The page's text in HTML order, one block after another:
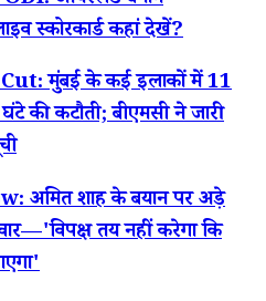
स्कोरकार्ड कहां देखें?
मुंबई के कई इलाकों में 11
की कटौती; बीएमसी ने जारी
अमित शाह के बयान पर अड़े
तय नहीं करेगा कि